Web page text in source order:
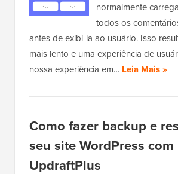
normalmente
todos os
antes de exibi-la ao usuário. Isso
mais lento e uma experiência de
nossa experiência em… Leia Mais »
Como fazer backup e
seu site WordPress com
UpdraftPlus